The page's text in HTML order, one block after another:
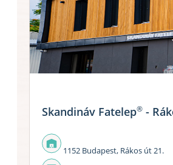
Skandináv Fatelep® -
1152 Budapest, Rákos út 21.